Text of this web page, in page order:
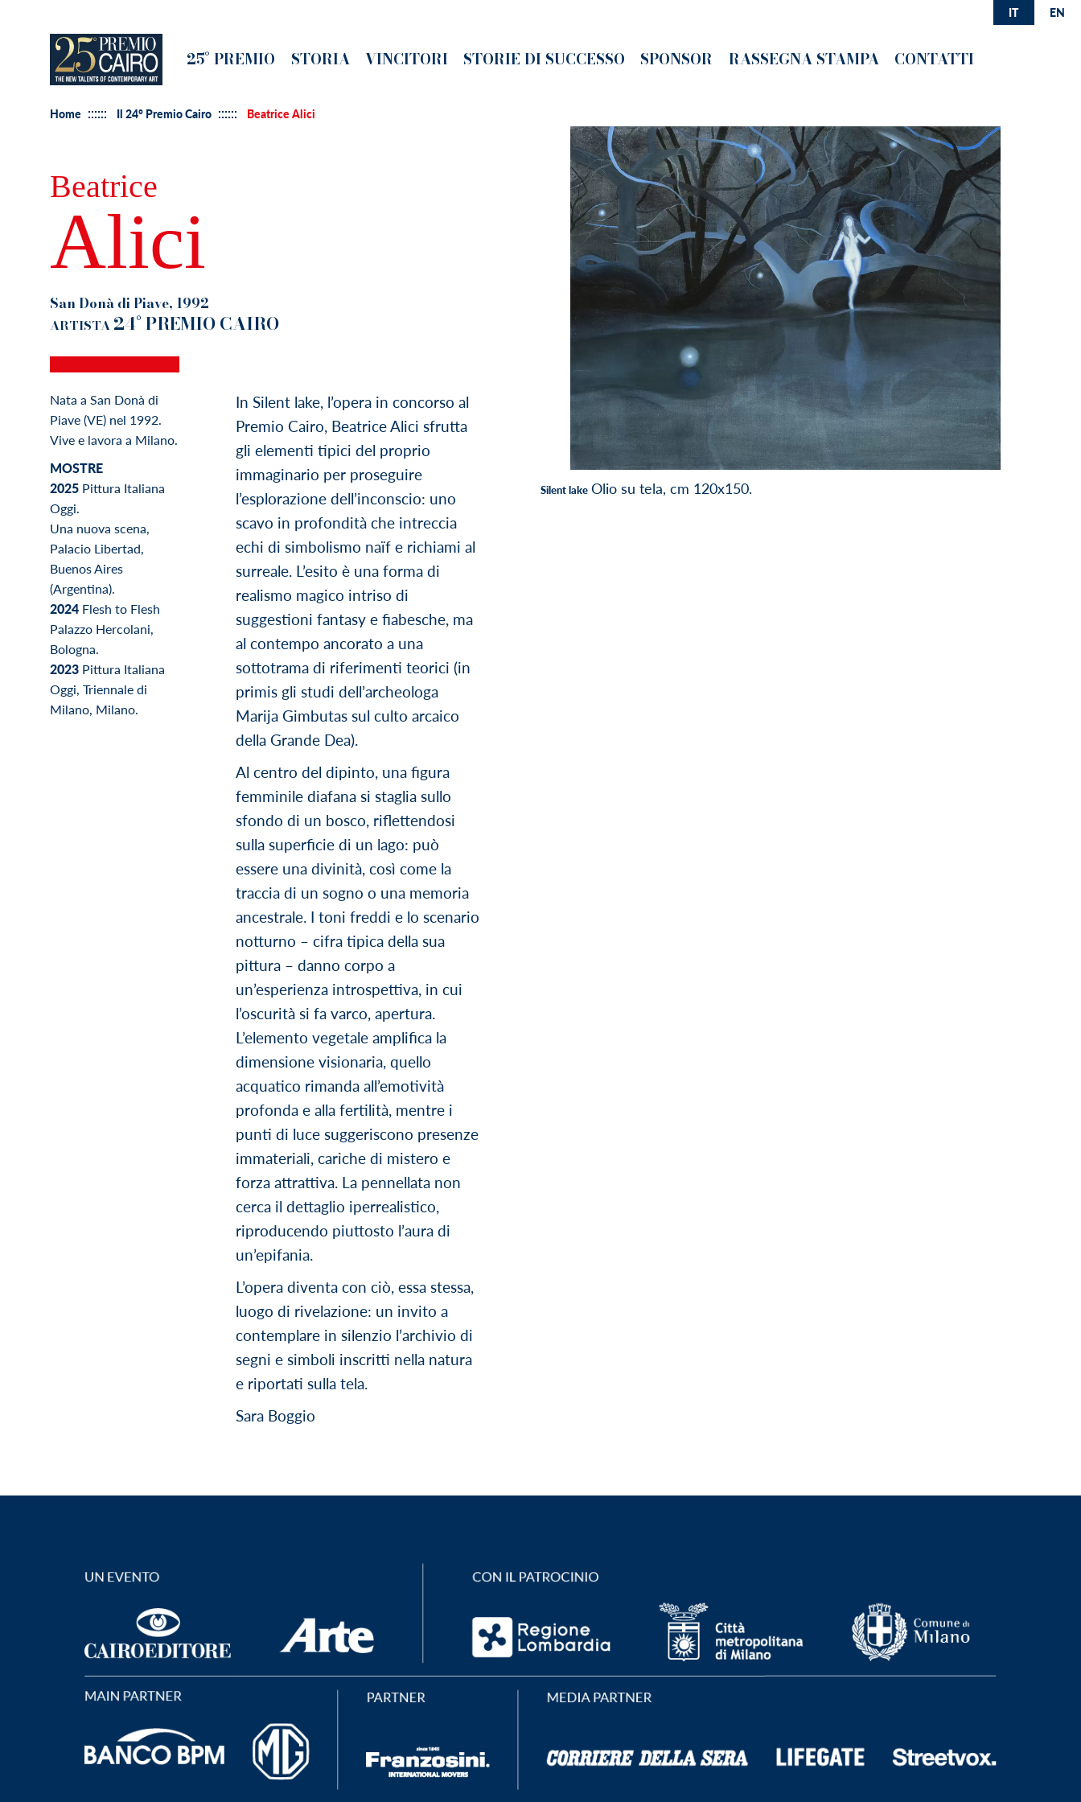
Main
25° PREMIO STORIA VINCITORI STORIE DI SUCCESSO SPONSOR RASSEGNA STAMPA CONTATTI
IT EN
Home Il 24° Premio Cairo Beatrice Alici
Beatrice
Alici
San Donà di Piave, 1992
ARTISTA 24° PREMIO CAIRO
Nata a San Donà di
Piave (VE) nel 1992.
Vive e lavora a Milano.
MOSTRE
2025Pittura Italiana
Oggi.
Una nuova scena,
Palacio Libertad,
Buenos Aires
(Argentina).
2024Flesh to Flesh
Palazzo Hercolani,
Bologna.
2023Pittura Italiana
Oggi, Triennale di
Milano, Milano.
In Silent lake, l’opera in concorso al
Premio Cairo, Beatrice Alici sfrutta
gli elementi tipici del proprio
immaginario per proseguire
l’esplorazione dell’inconscio: uno
scavo in profondità che intreccia
echi di simbolismo naïf e richiami al
surreale. L’esito è una forma di
realismo magico intriso di
suggestioni fantasy e fiabesche, ma
al contempo ancorato a una
sottotrama di riferimenti teorici (in
primis gli studi dell’archeologa
Marija Gimbutas sul culto arcaico
della Grande Dea).
Al centro del dipinto, una figura
femminile diafana si staglia sullo
sfondo di un bosco, riflettendosi
sulla superficie di un lago: può
essere una divinità, così come la
traccia di un sogno o una memoria
ancestrale. I toni freddi e lo scenario
notturno – cifra tipica della sua
pittura – danno corpo a
un’esperienza introspettiva, in cui
l’oscurità si fa varco, apertura.
L’elemento vegetale amplifica la
dimensione visionaria, quello
acquatico rimanda all’emotività
profonda e alla fertilità, mentre i
punti di luce suggeriscono presenze
immateriali, cariche di mistero e
forza attrattiva. La pennellata non
cerca il dettaglio iperrealistico,
riproducendo piuttosto l’aura di
un’epifania.
L’opera diventa con ciò, essa stessa,
luogo di rivelazione: un invito a
contemplare in silenzio l’archivio di
segni e simboli inscritti nella natura
e riportati sulla tela.
Sara Boggio
Silent lake Olio su tela, cm 120x150.